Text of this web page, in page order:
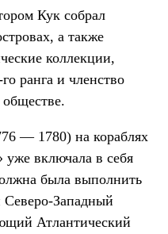
Кук собрал
а также
коллекции,
ранга и членство
— 1780) на кораблях
включала в себя
была выполнить
Северо-Западный
Атлантический